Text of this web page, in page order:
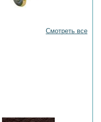
Смотреть все